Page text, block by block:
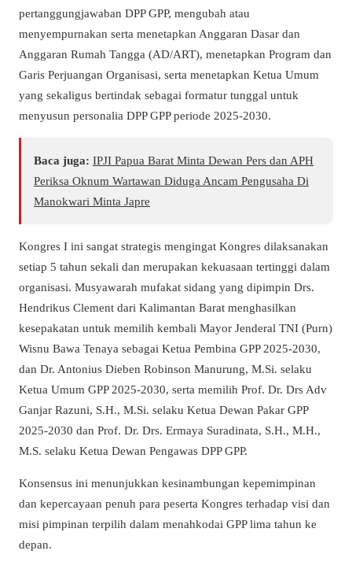
pertanggungjawaban DPP GPP, mengubah atau
menyempurnakan serta menetapkan Anggaran Dasar dan
Anggaran Rumah Tangga (AD/ART), menetapkan Program dan
Garis Perjuangan Organisasi, serta menetapkan Ketua Umum
yang sekaligus bertindak sebagai formatur tunggal untuk
menyusun personalia DPP GPP periode 2025-2030.
Baca juga: IPJI Papua Barat Minta Dewan Pers dan APH
Periksa Oknum Wartawan Diduga Ancam Pengusaha Di
Manokwari Minta Japre
Kongres I ini sangat strategis mengingat Kongres dilaksanakan
setiap 5 tahun sekali dan merupakan kekuasaan tertinggi dalam
organisasi. Musyawarah mufakat sidang yang dipimpin Drs.
Hendrikus Clement dari Kalimantan Barat menghasilkan
kesepakatan untuk memilih kembali Mayor Jenderal TNI (Purn)
Wisnu Bawa Tenaya sebagai Ketua Pembina GPP 2025-2030,
dan Dr. Antonius Dieben Robinson Manurung, M.Si. selaku
Ketua Umum GPP 2025-2030, serta memilih Prof. Dr. Drs Adv
Ganjar Razuni, S.H., M.Si. selaku Ketua Dewan Pakar GPP
2025-2030 dan Prof. Dr. Drs. Ermaya Suradinata, S.H., M.H.,
M.S. selaku Ketua Dewan Pengawas DPP GPP.
Konsensus ini menunjukkan kesinambungan kepemimpinan
dan kepercayaan penuh para peserta Kongres terhadap visi dan
misi pimpinan terpilih dalam menahkodai GPP lima tahun ke
depan.